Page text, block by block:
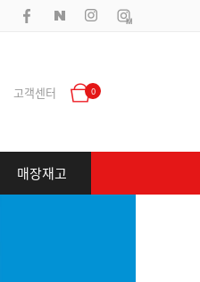
고객센터 0
매장재고